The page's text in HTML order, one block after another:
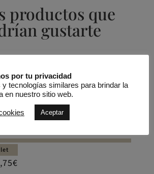
productos que
gustarte
recogido en un lado
€
por tu privacidad
tecnologías similares para brindar la
en nuestro sitio web.
Aceptar